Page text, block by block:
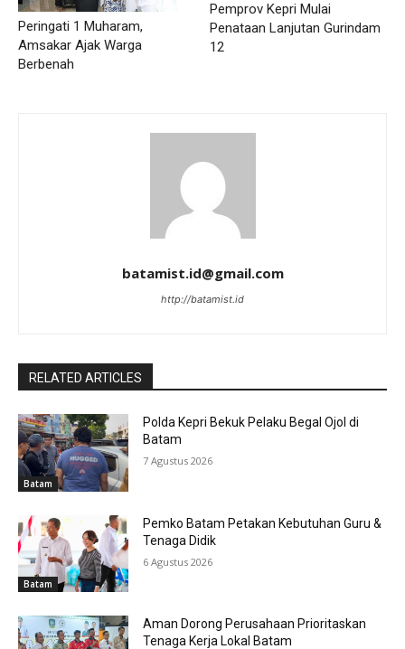
Peringati 1 Muharam,
Amsakar Ajak Warga
Berbenah
Pemprov Kepri Mulai
Penataan Lanjutan Gurindam
12
batamist.id@gmail.com
http://batamist.id
RELATED ARTICLES
Batam
Polda Kepri Bekuk Pelaku Begal Ojol di
Batam
7 Agustus 2026
Batam
Pemko Batam Petakan Kebutuhan Guru &
Tenaga Didik
6 Agustus 2026
Aman Dorong Perusahaan Prioritaskan
Tenaga Kerja Lokal Batam